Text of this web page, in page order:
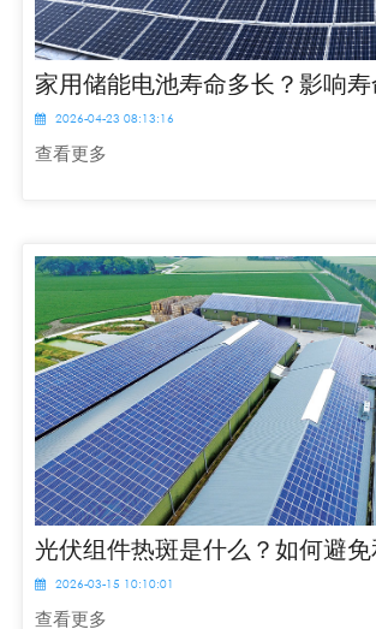
2026-04-23 08:13:16
查看更多
光伏组件热斑是什么？如何避免
2026-03-15 10:10:01
查看更多